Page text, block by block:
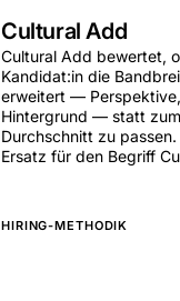
Cultural Add
Cultural Add bewertet,
Kandidat:in die
erweitert —
Hintergrund — statt
Durchschnitt zu
Ersatz für den Begriff
HIRING-METHODIK